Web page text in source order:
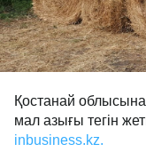
Қостанай
мал азығы тегін
inbusiness.kz.